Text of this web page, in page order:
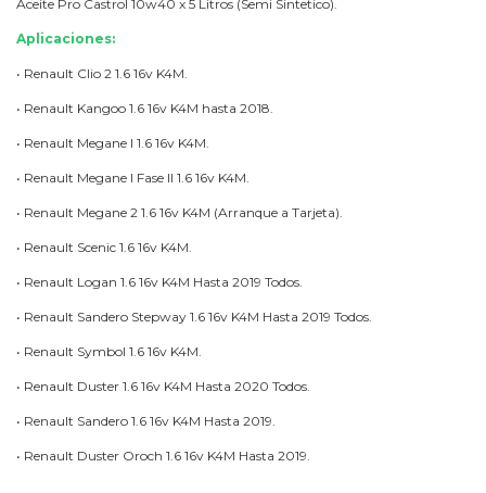
Aceite Pro Castrol 10w40 x 5 Litros (Semi Sintetico).
Aplicaciones:
• Renault Clio 2 1.6 16v K4M.
• Renault Kangoo 1.6 16v K4M hasta 2018.
• Renault Megane I 1.6 16v K4M.
• Renault Megane I Fase II 1.6 16v K4M.
• Renault Megane 2 1.6 16v K4M (Arranque a Tarjeta).
• Renault Scenic 1.6 16v K4M.
• Renault Logan 1.6 16v K4M Hasta 2019 Todos.
• Renault Sandero Stepway 1.6 16v K4M Hasta 2019 Todos.
• Renault Symbol 1.6 16v K4M.
• Renault Duster 1.6 16v K4M Hasta 2020 Todos.
• Renault Sandero 1.6 16v K4M Hasta 2019.
• Renault Duster Oroch 1.6 16v K4M Hasta 2019.